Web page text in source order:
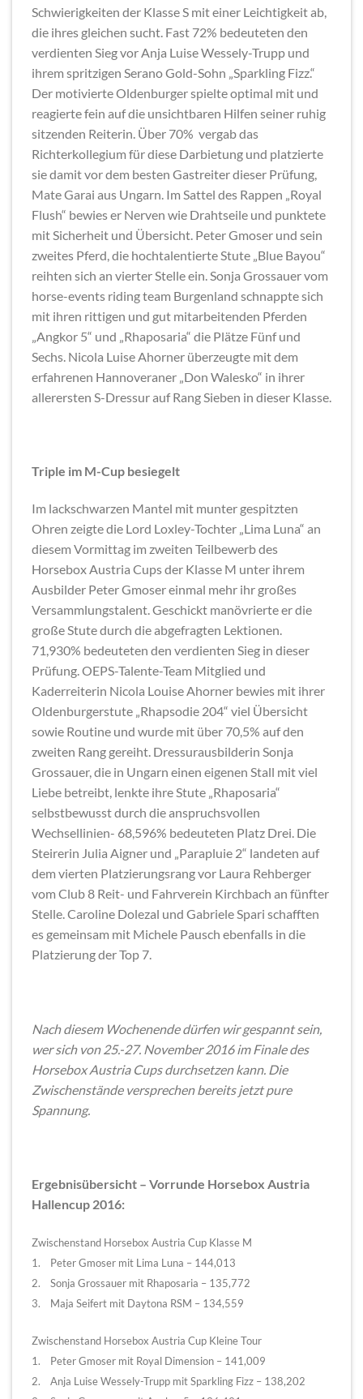
Schwierigkeiten der Klasse S mit einer Leichtigkeit ab,
die ihres gleichen sucht. Fast 72% bedeuteten den
verdienten Sieg vor Anja Luise Wessely-Trupp und
ihrem spritzigen Serano Gold-Sohn „Sparkling Fizz.“
Der motivierte Oldenburger spielte optimal mit und
reagierte fein auf die unsichtbaren Hilfen seiner ruhig
sitzenden Reiterin. Über 70% vergab das
Richterkollegium für diese Darbietung und platzierte
sie damit vor dem besten Gastreiter dieser Prüfung,
Mate Garai aus Ungarn. Im Sattel des Rappen „Royal
Flush“ bewies er Nerven wie Drahtseile und punktete
mit Sicherheit und Übersicht. Peter Gmoser und sein
zweites Pferd, die hochtalentierte Stute „Blue Bayou“
reihten sich an vierter Stelle ein. Sonja Grossauer vom
horse-events riding team Burgenland schnappte sich
mit ihren rittigen und gut mitarbeitenden Pferden
„Angkor 5“ und „Rhaposaria“ die Plätze Fünf und
Sechs. Nicola Luise Ahorner überzeugte mit dem
erfahrenen Hannoveraner „Don Walesko“ in ihrer
allerersten S-Dressur auf Rang Sieben in dieser Klasse.
Triple im M-Cup besiegelt
Im lackschwarzen Mantel mit munter gespitzten
Ohren zeigte die Lord Loxley-Tochter „Lima Luna“ an
diesem Vormittag im zweiten Teilbewerb des
Horsebox Austria Cups der Klasse M unter ihrem
Ausbilder Peter Gmoser einmal mehr ihr großes
Versammlungstalent. Geschickt manövrierte er die
große Stute durch die abgefragten Lektionen.
71,930% bedeuteten den verdienten Sieg in dieser
Prüfung. OEPS-Talente-Team Mitglied und
Kaderreiterin Nicola Louise Ahorner bewies mit ihrer
Oldenburgerstute „Rhapsodie 204“ viel Übersicht
sowie Routine und wurde mit über 70,5% auf den
zweiten Rang gereiht. Dressurausbilderin Sonja
Grossauer, die in Ungarn einen eigenen Stall mit viel
Liebe betreibt, lenkte ihre Stute „Rhaposaria“
selbstbewusst durch die anspruchsvollen
Wechsellinien- 68,596% bedeuteten Platz Drei. Die
Steirerin Julia Aigner und „Parapluie 2“ landeten auf
dem vierten Platzierungsrang vor Laura Rehberger
vom Club 8 Reit- und Fahrverein Kirchbach an fünfter
Stelle. Caroline Dolezal und Gabriele Spari schafften
es gemeinsam mit Michele Pausch ebenfalls in die
Platzierung der Top 7.
Nach diesem Wochenende dürfen wir gespannt sein,
wer sich von 25.-27. November 2016 im Finale des
Horsebox Austria Cups durchsetzen kann. Die
Zwischenstände versprechen bereits jetzt pure
Spannung.
Ergebnisübersicht – Vorrunde Horsebox Austria
Hallencup 2016:
Zwischenstand Horsebox Austria Cup Klasse M
1. Peter Gmoser mit Lima Luna – 144,013
2. Sonja Grossauer mit Rhaposaria – 135,772
3. Maja Seifert mit Daytona RSM – 134,559
Zwischenstand Horsebox Austria Cup Kleine Tour
1. Peter Gmoser mit Royal Dimension – 141,009
2. Anja Luise Wessely-Trupp mit Sparkling Fizz – 138,202